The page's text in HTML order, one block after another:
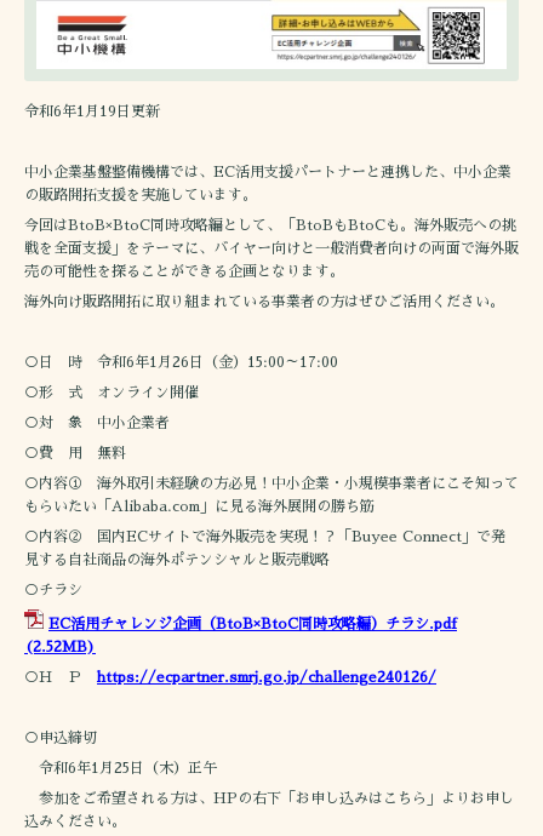
令和6年1月19日更新
中小企業基盤整備機構では、EC活用支援パートナーと連携した、中小企業
の販路開拓支援を実施しています。
今回はBtoB×BtoC同時攻略編として、「BtoBもBtoCも。海外販売への挑
戦を全面支援」をテーマに、バイヤー向けと一般消費者向けの両面で海外販
売の可能性を探ることができる企画となります。
海外向け販路開拓に取り組まれている事業者の方はぜひご活用ください。
○日 時 令和6年1月26日（金）15:00～17:00
○形 式 オンライン開催
○対 象 中小企業者
○費 用 無料
○内容① 海外取引未経験の方必見！中小企業・小規模事業者にこそ知って
もらいたい「Alibaba.com」に見る海外展開の勝ち筋
○内容② 国内ECサイトで海外販売を実現！？「Buyee Connect」で発
見する自社商品の海外ポテンシャルと販売戦略
○チラシ
EC活用チャレンジ企画（BtoB×BtoC同時攻略編）チラシ.pdf
(2.52MB)
○Ｈ Ｐ https://ecpartner.smrj.go.jp/challenge240126/
○申込締切
令和6年1月25日（木）正午
参加をご希望される方は、HPの右下「お申し込みはこちら」よりお申し
込みください。